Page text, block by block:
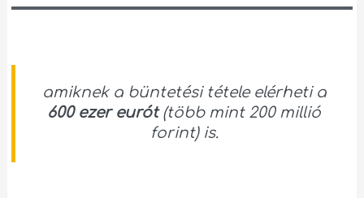
amiknek a büntetési tétele elérheti a
600 ezer eurót(több mint 200 millió
forint) is.